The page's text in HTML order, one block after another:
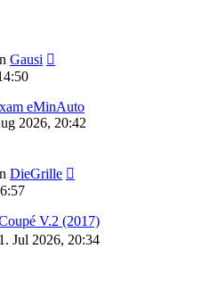
Gausi
eMinAuto
2026, 20:42
DieGrille
V.2 (2017)
Jul 2026, 20:34